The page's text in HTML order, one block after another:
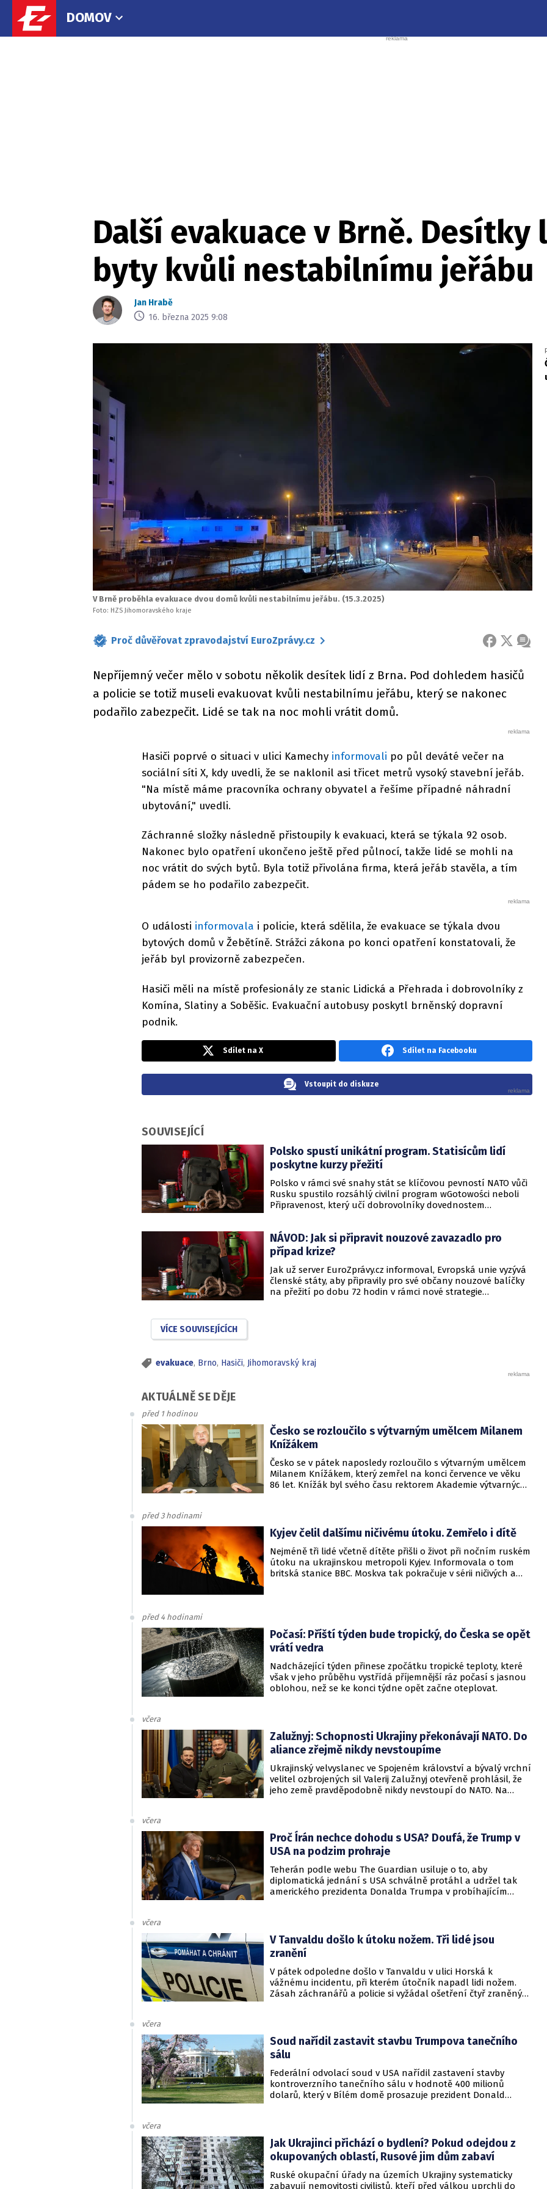
DOMOV
Další evakuace v Brně.
byty kvůli nestabilnímu jeřábu
Jan Hrabě
16. března 2025 9:08
V Brně proběhla evakuace dvou domů kvůli nestabilnímu jeřábu. (15.3.2025)
Foto: HZS Jihomoravského kraje
Proč důvěřovat zpravodajství EuroZprávy.cz FACEBOOK
X
Nepříjemný večer mělo v sobotu několik desítek lidí z Brna. Pod dohledem hasičů
a policie se totiž museli evakuovat kvůli nestabilnímu jeřábu, který se nakonec
podařilo zabezpečit. Lidé se tak na noc mohli vrátit domů.
Hasiči poprvé o situaci v ulici Kamechy informovali po půl deváté večer na
sociální síti X, kdy uvedli, že se naklonil asi třicet metrů vysoký stavební jeřáb.
"Na místě máme pracovníka ochrany obyvatel a řešíme případné náhradní
ubytování," uvedli.
Záchranné složky následně přistoupily k evakuaci, která se týkala 92 osob.
Nakonec bylo opatření ukončeno ještě před půlnocí, takže lidé se mohli na
noc vrátit do svých bytů. Byla totiž přivolána firma, která jeřáb stavěla, a tím
pádem se ho podařilo zabezpečit.
O události informovala i policie, která sdělila, že evakuace se týkala dvou
bytových domů v Žebětíně. Strážci zákona po konci opatření konstatovali, že
jeřáb byl provizorně zabezpečen.
Hasiči měli na místě profesionály ze stanic Lidická a Přehrada i dobrovolníky z
Komína, Slatiny a Soběšic. Evakuační autobusy poskytl brněnský dopravní
podnik.
Sdílet na X Sdílet na Facebooku
Vstoupit do diskuze
SOUVISEJÍCÍ
Polsko spustí unikátní program. Statisícům lidí
poskytne kurzy přežití
Polsko v rámci své snahy stát se klíčovou pevností NATO vůči
Rusku spustilo rozsáhlý civilní program wGotowości neboli
Připravenost, který učí dobrovolníky dovednostem
výcviku v polské historii a klade si za cíl propojit armádu s
veřejností a psychologicky připravit společnost na případný
válečný stav.
NÁVOD: Jak si připravit nouzové zavazadlo pro
případ krize?
Jak už server EuroZprávy.cz informoval, Evropská unie vyzývá
členské státy, aby připravily pro své občany nouzové balíčky
na přežití po dobu 72 hodin v rámci nové strategie
VÍCE SOUVISEJÍCÍCH
evakuace, Brno, Hasiči, Jihomoravský kraj
AKTUÁLNĚ SE DĚJE
před 1 hodinou
Česko se rozloučilo s výtvarným umělcem Milanem
Knížákem
Česko se v pátek naposledy rozloučilo s výtvarným umělcem
Milanem Knížákem, který zemřel na konci července ve věku
86 let. Knížák byl svého času rektorem Akademie výtvarných
před 3 hodinami
Kyjev čelil dalšímu ničivému útoku. Zemřelo i dítě
Nejméně tři lidé včetně dítěte přišli o život při nočním ruském
útoku na ukrajinskou metropoli Kyjev. Informovala o tom
britská stanice BBC. Moskva tak pokračuje v sérii ničivých a
před 4 hodinami
Počasí: Příští týden bude tropický, do Česka se opět
vrátí vedra
Nadcházející týden přinese zpočátku tropické teploty, které
však v jeho průběhu vystřídá příjemnější ráz počasí s jasnou
oblohou, než se ke konci týdne opět začne oteplovat.
včera
Zalužnyj: Schopnosti Ukrajiny překonávají NATO. Do
aliance zřejmě nikdy nevstoupíme
Ukrajinský velvyslanec ve Spojeném království a bývalý vrchní
velitel ozbrojených sil Valerij Zalužnyj otevřeně prohlásil, že
jeho země pravděpodobně nikdy nevstoupí do NATO. Na
nedosažitelné.
včera
Proč Írán nechce dohodu s USA? Doufá, že Trump v
USA na podzim prohraje
Teherán podle webu The Guardian usiluje o to, aby
diplomatická jednání s USA schválně protáhl a udržel tak
amerického prezidenta Donalda Trumpa v probíhajícím
rukojmími za prezidenta Jimmyho Cartera.
včera
V Tanvaldu došlo k útoku nožem. Tři lidé jsou
zranění
V pátek odpoledne došlo v Tanvaldu v ulici Horská k
vážnému incidentu, při kterém útočník napadl lidi nožem.
Zásah záchranářů a policie si vyžádal ošetření čtyř zraněných
včera
Soud nařídil zastavit stavbu Trumpova tanečního
sálu
Federální odvolací soud v USA nařídil zastavení stavby
kontroverzního tanečního sálu v hodnotě 400 milionů
dolarů, který v Bílém domě prosazuje prezident Donald
včera
Jak Ukrajinci přichází o bydlení? Pokud odejdou z
okupovaných oblastí, Rusové jim dům zabaví
Ruské okupační úřady na územích Ukrajiny systematicky
zabavují nemovitosti civilistů, kteří před válkou uprchli do